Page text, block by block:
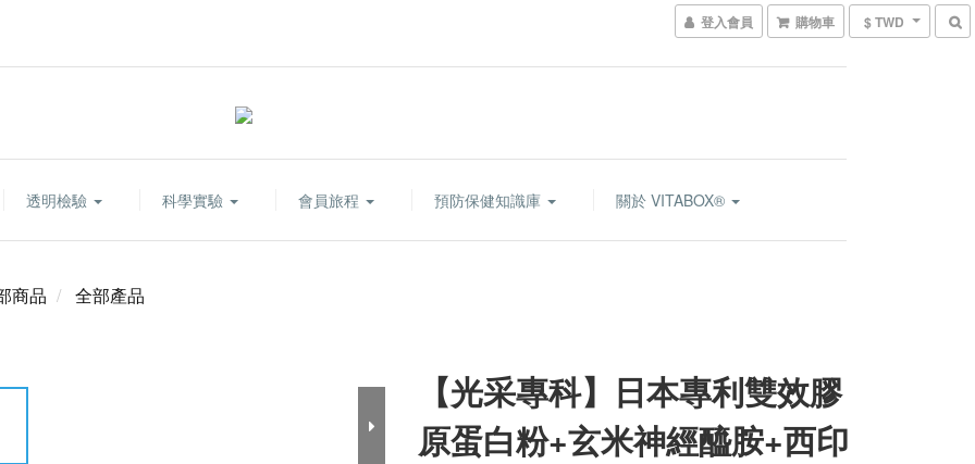
登入會員 購物車 $ TWD
透明檢驗 科學實驗 會員旅程 預防保健知識庫 關於 VITABOX®
商品 全部產品
【光采專科】日本專利雙效膠
原蛋白粉+玄米神經醯胺+西印